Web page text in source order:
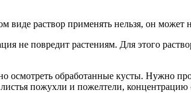
раствор применять нельзя, он может
не повредит растениям. Для этого
осмотреть обработанные кусты. Нужно
пожухли и пожелтели,